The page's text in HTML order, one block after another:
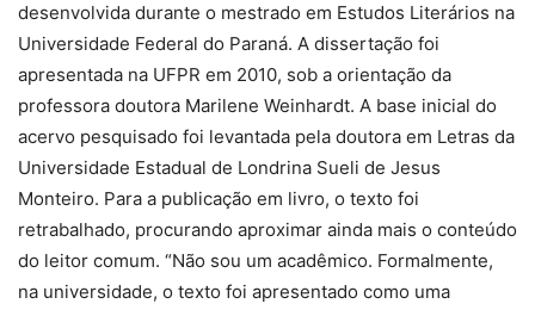
desenvolvida durante o mestrado em Estudos Literários na
Universidade Federal do Paraná. A dissertação foi
apresentada na UFPR em 2010, sob a orientação da
professora doutora Marilene Weinhardt. A base inicial do
acervo pesquisado foi levantada pela doutora em Letras da
Universidade Estadual de Londrina Sueli de Jesus
Monteiro. Para a publicação em livro, o texto foi
retrabalhado, procurando aproximar ainda mais o conteúdo
do leitor comum. “Não sou um acadêmico. Formalmente,
na universidade, o texto foi apresentado como uma